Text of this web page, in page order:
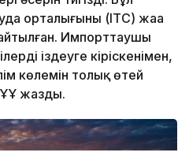
орталығының (ITC) жаңа
Импорттаушы
іздеуге кіріскенімен,
көлемін толық өтей
жазды.